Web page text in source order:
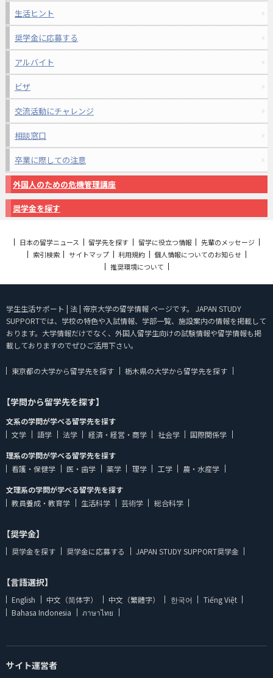
生活ヒント
奨学金に応募する
アルバイト
ビザ
交流活動にチャレンジ
相談窓口
卒業に際しての注意
外国人のための危機管理講座
奨学金を探す
日本の留学ニュース 留学先を探す 留学に役立つ情報
先輩のメッセージ
索引検索
サイトマップ 利用規約
個人情報についてのお知らせ
推奨環境について
学生生活サポート | 法 | 帝京大学の留学情報 ページです。 JAPAN STUDY
SUPPORTでは、学校の特色や入試情報、学部一覧、施設案内の情報を掲載して
おります。大学情報だけでなく、外国人留学生向けの試験情報や留学情報も掲
載しておりますのでぜひご活用下さい。
東京都の大学から留学先を探す 栃木県の大学から留学先を探す
【学問から留学先を探す】
文系の学問が学べる留学先を探す
文学
語学 法学 経済・経営・商学 社会学
国際関係学
理系の学問が学べる留学先を探す
看護・保健学
医・歯学 薬学 理学 工学
農・水産学
文理系の学問が学べる留学先を探す
教員養成・教育学
生活科学 芸術学 総合科学
【奨学金】
奨学金を探す 奨学金に応募する JAPAN STUDY SUPPORT奨学金
【言語選択】
English 中文（简体字） 中文（繁體字） 한국어
Tiếng Việt
Bahasa Indonesia
ภาษาไทย
サイト運営者